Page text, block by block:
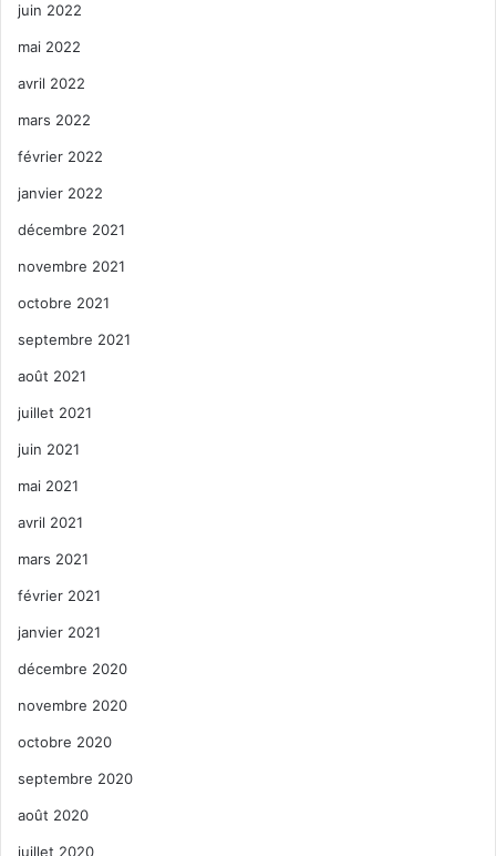
juin 2022
mai 2022
avril 2022
mars 2022
février 2022
janvier 2022
décembre 2021
novembre 2021
octobre 2021
septembre 2021
août 2021
juillet 2021
juin 2021
mai 2021
avril 2021
mars 2021
février 2021
janvier 2021
décembre 2020
novembre 2020
octobre 2020
septembre 2020
août 2020
juillet 2020